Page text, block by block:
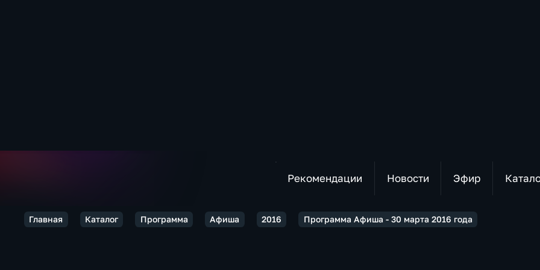
Рекомендации Новости Эфир
Главная Каталог Программа Афиша 2016 Программа Афиша - 30 марта 2016 года